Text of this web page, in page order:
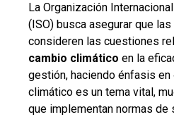
La Organización
(ISO) busca asegurar que
consideren las cuestiones
cambio climático en la
gestión, haciendo énfasis en
climático es un tema vital,
que implementan normas